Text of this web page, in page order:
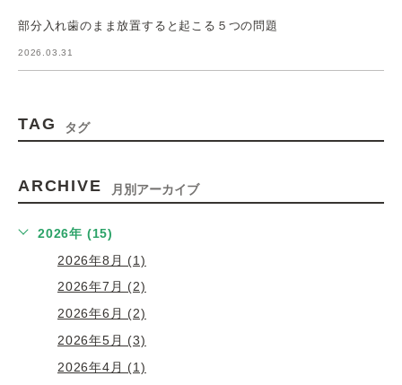
部分入れ歯のまま放置すると起こる５つの問題
2026.03.31
TAG タグ
ARCHIVE 月別アーカイブ
2026年 (15)
2026年8月 (1)
2026年7月 (2)
2026年6月 (2)
2026年5月 (3)
2026年4月 (1)